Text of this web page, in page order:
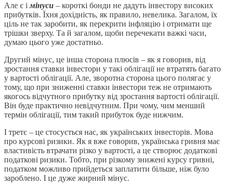
Але є імінуси – короткі бонди не дадуть інвестору високих
прибутків. Їхня дохідність, як правило, невелика. Загалом, їх
ціль не так заробити, як перекрити інфляцію і отримати ще
трішки зверху. Та й загалом, щоби перечекати важкі часи,
думаю цього уже достатньо.
Другий мінус, це інша сторона плюсів – як я говорив, від
зростання ставки інвестори у такі облігації не втратять багато
у вартості облігації. Але, зворотна сторона цього полягає у
тому, що при зниженні ставки інвестори теж не отримають
якогось відчутного прибутку від зростання вартості облігації.
Він буде практично невідчутним. При чому, чим менший
термін облігації, тим такий прибуток буде нижчим.
І третє – це стосується нас, як українських інвесторів. Мова
про курсові ризики. Як я вже говорив, українська гривня має
властивість втрачати різко у вартості, а це створює додаткові
податкові ризики. Тобто, при різкому знижені курсу гривні,
податком можливо прийдеться заплатити більше, ніж було
зароблено. І це дуже жирний мінус.